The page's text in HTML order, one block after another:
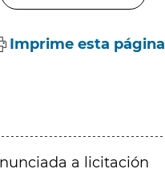
Imprime esta página
a licitación